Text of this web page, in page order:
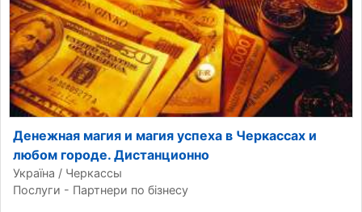
Денежная магия и магия успеха в Черкассах и
любом городе. Дистанционно
Україна / Черкассы
Послуги - Партнери по бізнесу